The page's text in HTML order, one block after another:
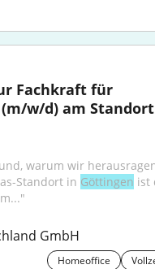
Fachkraft für
warum wir
Standort in Göttingen ist
GmbH
Homeoffice